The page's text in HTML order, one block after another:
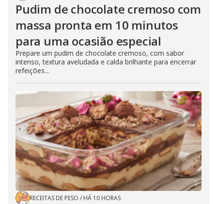
Pudim de chocolate cremoso com
massa pronta em 10 minutos
para uma ocasião especial
Prepare um pudim de chocolate cremoso, com sabor
intenso, textura aveludada e calda brilhante para encerrar
refeições...
RECEITAS DE PESO / HÁ 10 HORAS